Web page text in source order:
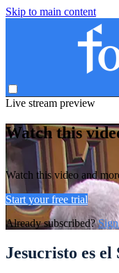
Skip to main content
Live stream preview
Watch this
Watch this video and
Start your free trial
Already subscribed?
Jesucristo es el